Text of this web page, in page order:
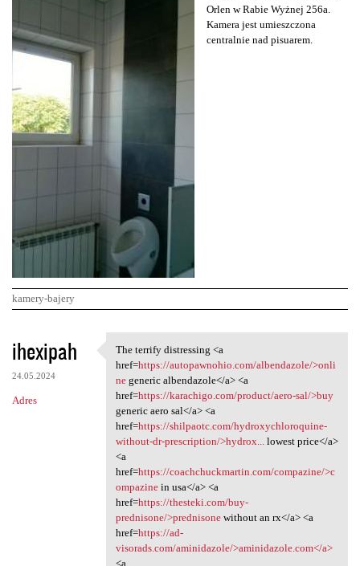
Orlen w Rabie Wyżnej 256a.
Kamera jest umieszczona
centralnie nad pisuarem.
kamery-bajery
K
o
m
e
ihexipah
24.05.2024
Adres
The terrify distressing <a
The terrify distressing <a
href=https://autopawnohio.com/albendazole/>onli
negeneric albendazole</a> <a
href=https://karachigo.com/product/aero-sal/>buy
generic aero sal</a> <a
href=https://shilpaotc.com/hydroxychloroquine-
without-dr-prescription/>hydrox...
lowest price</a>
<a
href=https://coachchuckmartin.com/compazine/>c
ompazinein usa</a> <a
href=https://thesteki.com/buy-
prednisone/>prednisonewithout an rx</a> <a
href=https://ad-
visorads.com/aminidazole/>aminidazole.com</a>
<a